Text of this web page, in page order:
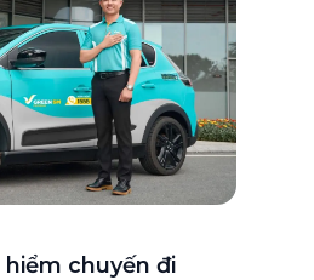
Green […]
chuyến đi